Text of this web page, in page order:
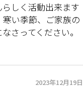
しく活動出来ます
い季節、ご家族の
さってください。
2023年12月19日